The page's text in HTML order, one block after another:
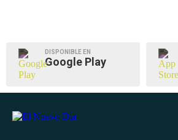
DISPONIBLE EN
Google Play